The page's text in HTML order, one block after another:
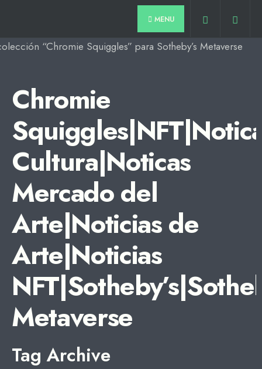
content
MENU
Chromie
Cultura|Noticas
Mercado del
Arte|Noticias de
Arte|Noticias
Metaverse
Tag Archive